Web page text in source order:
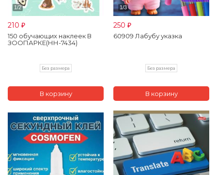
210 ₽
150 обучающих наклеек В
ЗООПАРКЕ(НН-7434)
Без размера
250 ₽
60909 Лабубу указка
Без размера